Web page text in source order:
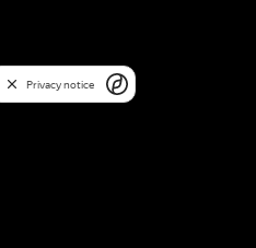
Privacy notice